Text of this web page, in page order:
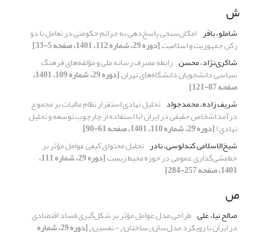
ش
شاملو، باقر امکان‌سنجی پاسخ‌دهی به جرائم حکومتی در تعامل با دو
رکن جمهوریت و اسلامیت[دوره 29، شماره 112، 1401، صفحه 5-33]
شاکری‌نژاد، محسن رابطه مصرف رسانه ملی و مؤلفه‌های فرهنگ
سیاسی دانشجویان دانشگاه‌های تهران [دوره 29، شماره 109، 1401،
صفحه 87-121]
شریف زاده، محمدجواد تحلیل نهادی استقرار نظام مالیات بر مجموع
درآمد اشخاص حقیقی در ایران (با استفاده از چارچوب توسعه و تحلیل
نهادی)[دوره 29، شماره 110، 1401، صفحه 61-90]
شیخ‌الاسلامی کندلوسی، نادر تحلیل محتوای کیفی عوامل مؤثر بر
خط‌مشی‌گذاری عمومی در حوزه محیط زیست [دوره 29، شماره 111،
1401، صفحه 257-284]
ص
صالح نیا، علی طراحی مدل عوامل مؤثر بر شکل‌گیری فساد اقتصادی
در ایران با رویکرد مدل‌سازی ساختاری - تفسیری [دوره 29، شماره